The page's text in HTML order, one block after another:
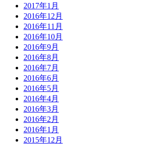
2017年1月
2016年12月
2016年11月
2016年10月
2016年9月
2016年8月
2016年7月
2016年6月
2016年5月
2016年4月
2016年3月
2016年2月
2016年1月
2015年12月